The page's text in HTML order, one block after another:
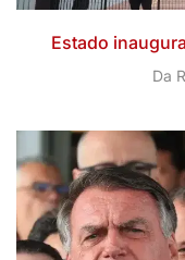
Estado
Da